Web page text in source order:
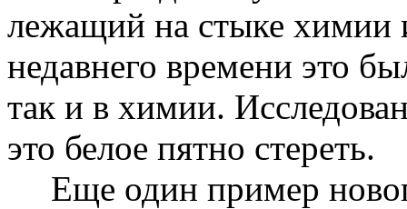
лежащий на стыке химии
недавнего времени это
так и в химии.
это белое пятно стереть.
Еще один пример